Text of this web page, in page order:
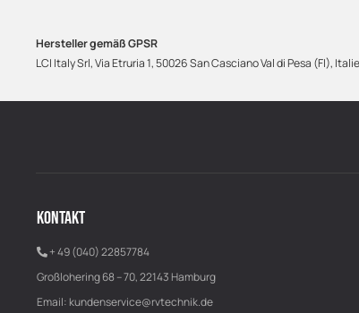
Hersteller gemäß GPSR
LCI Italy Srl, Via Etruria 1, 50026 San Casciano Val di Pesa (FI),
KONTAKT
+ 49 (040) 22857784
Großlohering 68 – 70, 22143 Hamburg
Email: kundenservice@rvtechnik.de